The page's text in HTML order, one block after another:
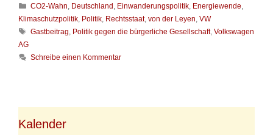
n
V
W
l
f
K
a
t
o
CO2-Wahn, Deutschland , Einwanderungspolitik, Energiewende,
Klimaschutzpolitik, Politik, Rechtsstaat, von der Leyen, VW
S
h
ö
t
Gastbeitrag, Politik gegen die bürgerliche Gesellschaft,Volkswagen
AG
Schreibe einen Kommentar
Kalender